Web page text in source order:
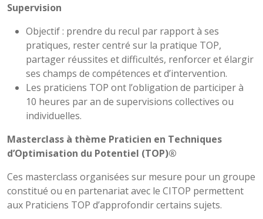
Supervision
Objectif : prendre du recul par rapport à ses
pratiques, rester centré sur la pratique TOP,
partager réussites et difficultés, renforcer et élargir
ses champs de compétences et d’intervention.
Les praticiens TOP ont l’obligation de participer à
10 heures par an de supervisions collectives ou
individuelles.
Masterclass à thème Praticien en Techniques
d’Optimisation du Potentiel (TOP)®
Ces masterclass organisées sur mesure pour un groupe
constitué ou en partenariat avec le CITOP permettent
aux Praticiens TOP d’approfondir certains sujets.